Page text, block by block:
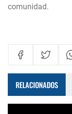
comunidad.
RELACIONADOS